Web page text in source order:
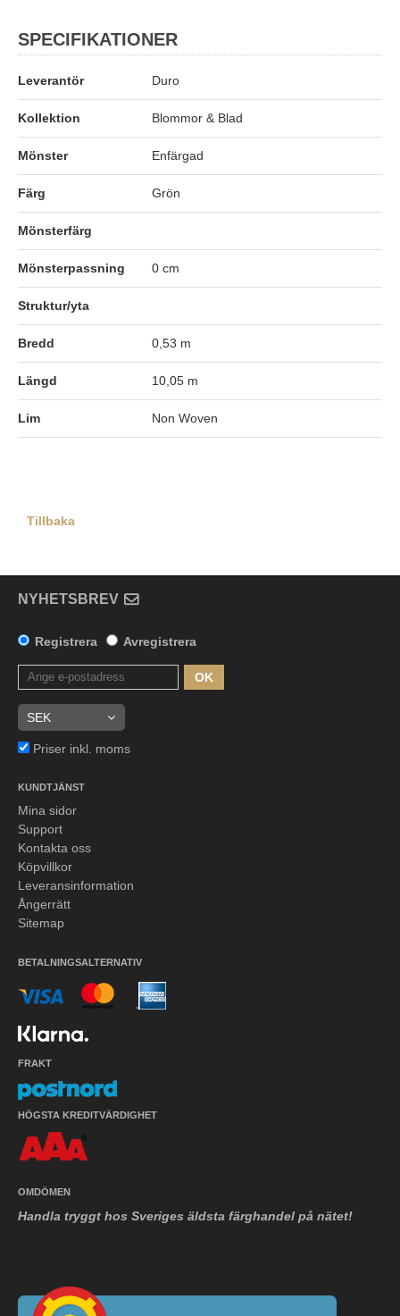
SPECIFIKATIONER
Leverantör Duro
Kollektion Blommor & Blad
Mönster Enfärgad
Färg Grön
Mönsterfärg
Mönsterpassning 0 cm
Struktur/yta
Bredd 0,53 m
Längd 10,05 m
Lim Non Woven
Tillbaka
NYHETSBREV
Registrera Avregistrera
OK
Priser inkl. moms
KUNDTJÄNST
Mina sidor
Support
Kontakta oss
Köpvillkor
Leveransinformation
Ångerrätt
Sitemap
BETALNINGSALTERNATIV
FRAKT
HÖGSTA KREDITVÄRDIGHET
OMDÖMEN
Handla tryggt hos Sveriges äldsta färghandel på nätet!